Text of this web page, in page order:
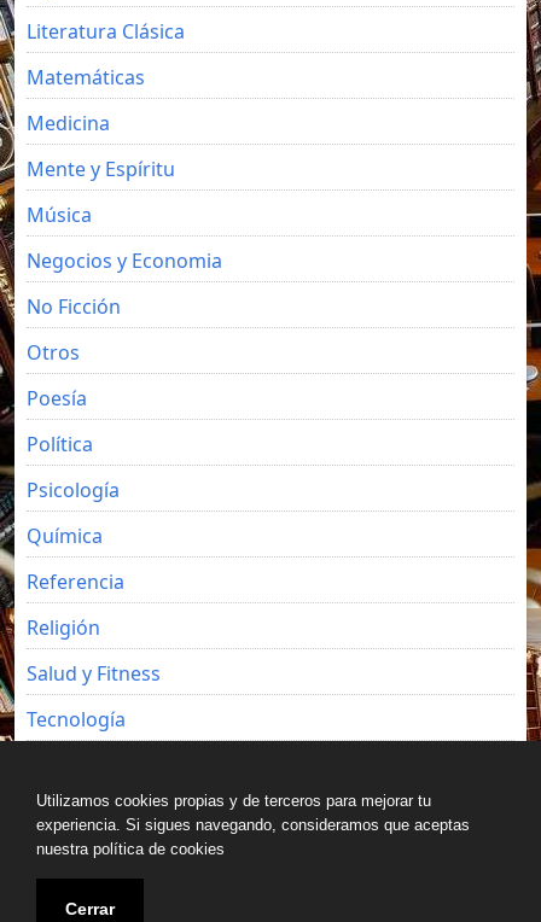
Literatura Clásica
Matemáticas
Medicina
Mente y Espíritu
Música
Negocios y Economia
No Ficción
Otros
Poesía
Política
Psicología
Química
Referencia
Religión
Salud y Fitness
Tecnología
Utilizamos cookies propias y de terceros para mejorar tu
experiencia. Si sigues navegando, consideramos que aceptas
nuestra política de cookies
Cerrar